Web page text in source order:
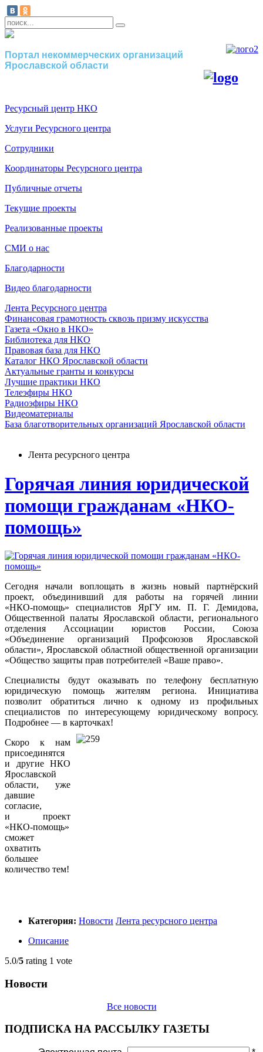
Портал некоммерческих организаций
Ярославской области
Ресурсный центр НКО
Услуги Ресурсного центра
Сотрудники
Координаторы Ресурсного центра
Публичные отчеты
Текущие проекты
Реализованные проекты
СМИ о нас
Благодарности
Видео благодарности
Лента Ресурсного центра
Финансовая грамотность сквозь призму искусства
Газета «Окно в НКО»
Библиотека для НКО
Правовая база для НКО
Каталог НКО Ярославской области
Актуальные гранты и конкурсы
Лучшие практики НКО
Телеэфиры НКО
Радиоэфиры НКО
Видеоматериалы
База благотворительных организаций Ярославской области
Лента ресурсного центра
Горячая линия юридической
помощи гражданам «НКО-
помощь»
Сегодня начали воплощать в жизнь новый партнёрский
проект, объединивший для работы на горячей линии
«НКО-помощь» специалистов ЯрГУ им. П. Г. Демидова,
Общественной палаты Ярославской области, регионального
отделения Ассоциации юристов России, Союза
«Объединение организаций Профсоюзов Ярославской
области», Ярославской областной общественной организации
«Общество защиты прав потребителей «Ваше право».
Специалисты будут оказывать по телефону бесплатную
юридическую помощь жителям региона. Инициатива
позволит обратиться лично к одному из профильных
специалистов по интересующему юридическому вопросу.
Подробнее — в карточках!
Скоро к нам
присоединятся
и другие НКО
Ярославской
области, уже
давшие
согласие,
и проект
«НКО-помощь»
сможет
охватить
большее
количество тем!
Категория: Новости Лента ресурсного центра
Описание
5.0/5 rating 1 vote
Новости
Все новости
ПОДПИСКА НА РАССЫЛКУ ГАЗЕТЫ